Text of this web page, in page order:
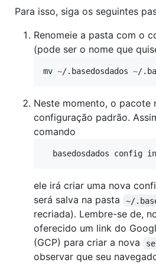
Para isso, siga os seguintes
Renomeie a pasta com o
(pode ser o nome que
mv ~/.basedosdados ~/
Neste momento, o pacote
configuração padrão.
comando
basedosdados config
ele irá criar uma nova
será salva na pasta
~/
recriada). Lembre-se de,
oferecido um link do
(GCP) para criar a nova
observar que seu